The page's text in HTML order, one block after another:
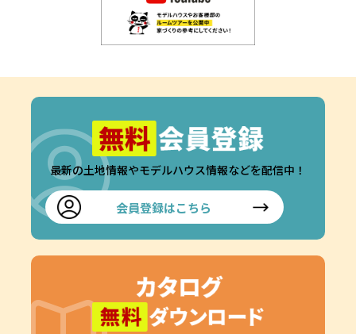
最新の土地情報やモデルハウス情報などを配信中！
会員登録はこちら